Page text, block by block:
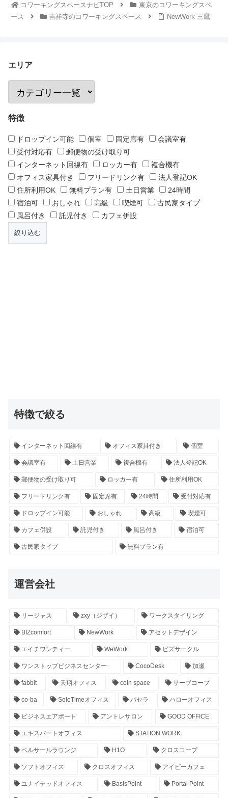
コワーキングスペースナビTOP
東京のコワーキングスペ
ース
吉祥寺のコワーキングスペース NewWork 三鷹
エリア
特徴
ドロップイン可能 個室 固定席有
会議室有
受付対応有
郵便物の受け取り可
インターネット回線有
ロッカー有
複合機有
オフィス家具付き
フリードリンク有
法人登記OK
住所利用OK
無料プラン有 土日営業
24時間
宿泊可
おしゃれ 高級 喫煙可
古民家タイプ
風呂付き
託児付き カフェ併設
特徴で絞る
インターネット回線有 オフィス家具付き 個室
会議室有 土日営業 複合機有 法人登記OK
郵便物の受け取り可 ロッカー有 住所利用OK
フリードリンク有 固定席有 24時間 受付対応有
ドロップイン可能 おしゃれ 高級 喫煙可
カフェ併設 託児付き 風呂付き 宿泊可
古民家タイプ 無料プラン有
運営会社
リージャス zxy（ジザイ） ワークスタイリング
BIZcomfort NewWork アセットデザイン
エイチワンティー WeWork ビズサークル
ワンストップビジネスセンター CocoDesk 加瀬
fabbit 天翔オフィス coin space サーブコープ
co-ba SoloTimeオフィス パセラ ハローオフィス
ビジネスエアポート アントレサロン GOOD OFFICE
エキスパートオフィス STATION WORK
ベルサールラウンジ H1O クロスコープ
ソフトオフィス クロスオフィス アイビーカフェ
ユナイテッドオフィス BasisPoint Portal Point